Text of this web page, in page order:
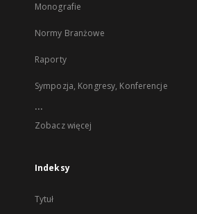
Monografie
Normy Branżowe
Raporty
Sympozja, Kongresy, Konferencje
...
Zobacz więcej
Indeksy
Tytuł